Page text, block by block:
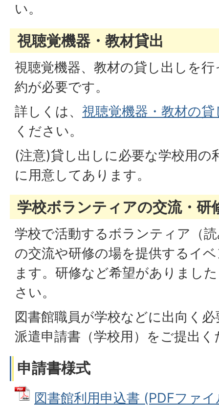
い。
視聴覚機器・教材貸出
視聴覚機器、教材の貸し出しを
約が必要です。
詳しくは、 視聴覚機器・教材の貸
ください。
(注意)貸し出しに必要な学校用の
に用意してあります。
学校ボランティアの交流・研
学校で活動するボランティア（
の交流や研修の場を提供するイ
ます。研修など希望がありまし
さい。
図書館職員が学校などに出向く
派遣申請書（学校用）をご提出
申請書様式
図書館利用申込書 (PDFファ